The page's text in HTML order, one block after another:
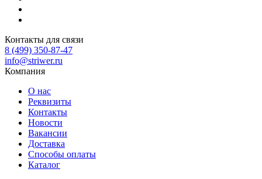
Контакты для связи
8 (499) 350-87-47
info@striwer.ru
Компания
О нас
Реквизиты
Контакты
Новости
Вакансии
Доставка
Способы оплаты
Каталог